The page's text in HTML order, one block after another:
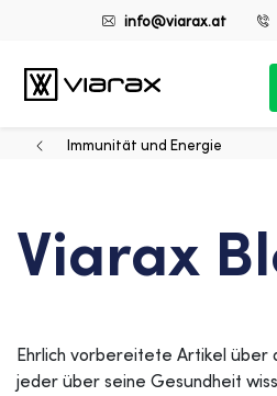
info@viarax.at
Immunität und Energie
Viarax
Ehrlich vorbereitete Artikel über
jeder über seine Gesundheit